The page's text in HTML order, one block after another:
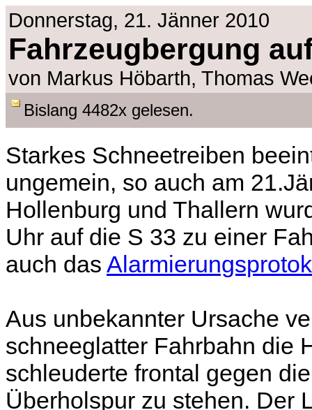
Donnerstag, 21. Jänner 2010
Fahrzeugbergung
von Markus Höbarth, Thomas
Bislang 4482x gelesen.
Starkes Schneetreiben
ungemein, so auch am
Hollenburg und Thallern
Uhr auf die S 33 zu einer
auch das
Aus unbekannter Ursache
schneeglatter Fahrbahn die
schleuderte frontal gegen
Überholspur zu stehen. Der